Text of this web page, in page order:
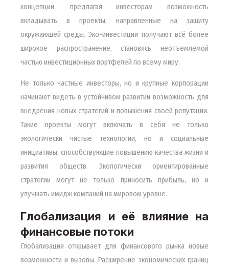
концепции, предлагая инвесторам возможность
вкладывать в проекты, направленные на защиту
окружающей среды. Эко-инвестиции получают всё более
широкое распространение, становясь неотъемлемой
частью инвестиционных портфелей по всему миру.
Не только частные инвесторы, но и крупные корпорации
начинают видеть в устойчивом развитии возможность для
внедрения новых стратегий и повышения своей репутации.
Такие проекты могут включать в себя не только
экологически чистые технологии, но и социальные
инициативы, способствующие повышению качества жизни и
развития обществ. Экологически ориентированные
стратегии могут не только приносить прибыль, но и
улучшать имидж компаний на мировом уровне.
Глобализация и её влияние на
финансовые потоки
Глобализация открывает для финансового рынка новые
возможности и вызовы. Расширение экономических границ